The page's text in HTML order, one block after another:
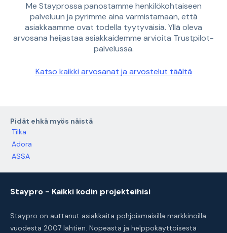
Me Stayprossa panostamme henkilökohtaiseen
palveluun ja pyrimme aina varmistamaan, että
asiakkaamme ovat todella tyytyväisiä. Yllä oleva
arvosana heijastaa asiakkaidemme arvioita Trustpilot-
palvelussa.
Katso kaikki arvosanat ja arvostelut täältä
Pidät ehkä myös näistä
Tilka
Adora
ASSA
Staypro - Kaikki kodin projekteihisi
Staypro on auttanut asiakkaita pohjoismaisilla markkinoilla
vuodesta 2007 lähtien. Nopeasta ja helppokäyttöisestä